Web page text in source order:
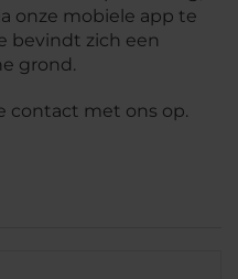
onze mobiele app te
bevindt zich een
grond.
contact met ons op.